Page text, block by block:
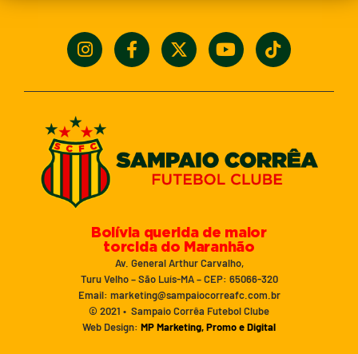
Bolívia querida de maior
torcida do Maranhão
Av. General Arthur Carvalho,
Turu Velho – São Luís-MA – CEP: 65066-320
Email: marketing@sampaiocorreafc.com.br
© 2021 • Sampaio Corrêa Futebol Clube
Web Design: MP Marketing, Promo e Digital